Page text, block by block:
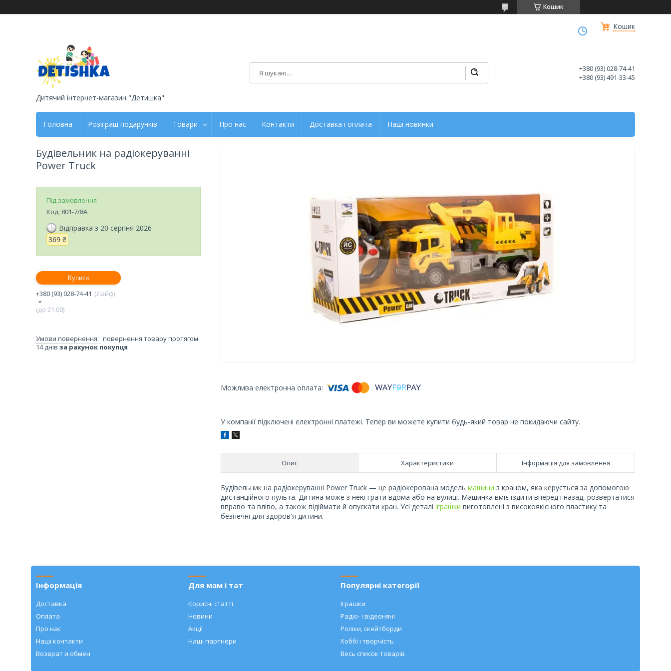
Кошик
Кошик
Дитячий інтернет-магазин "Детишка"
+380 (93) 028-74-41
+380 (93) 491-33-45
Головна Розіграш подарунків Товари Про нас Контакти Доставка і оплата Наші новинки
У компанії підключені електронні платежі. Тепер ви можете купити будь-який товар не покидаючи сайту.
Опис Характеристики Інформація для замовлення
Будівельник на радіокеруванні Power Truck — це радіокерована модель машини з краном, яка керується за допомогою
дистанційного пульта. Дитина може з нею грати вдома або на вулиці. Машинка вміє їздити вперед і назад, розвертатися
вправо та вліво, а також підіймати й опускати кран. Усі деталі іграшки виготовлені з високоякісного пластику та
безпечні для здоров'я дитини.
Будівельник на радіокеруванні
Power Truck
Під замовлення
Код: 801-7/8A
Відправка з 20 серпня 2026
369 ₴
Купити
+380 (93) 028-74-41
Лайф
(до 21.00)
повернення товару протягом
14 днів за рахунок покупця
Інформація
Доставка
Оплата
Про нас
Наші контакти
Возврат и обмен
Для мам і тат
Корисні статті
Новини
Акції
Наші партнери
Популярні категорії
Іграшки
Радіо- і відеоняні
Роліки, скейтборди
Хоббі і творчість
Весь список товарів